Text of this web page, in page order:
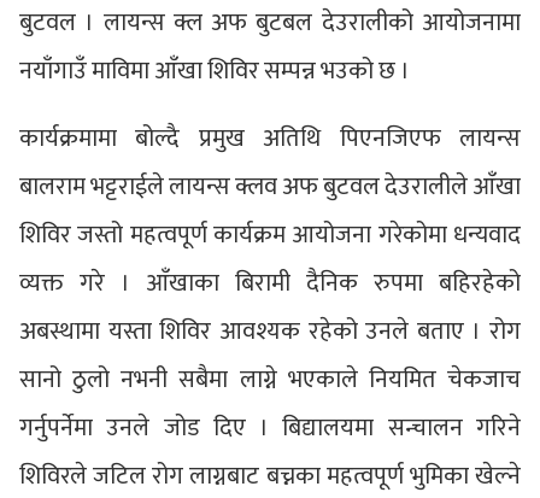
बुटवल । लायन्स क्ल अफ बुटबल देउरालीको आयोजनामा
नयाँगाउँ माविमा आँखा शिविर सम्पन्न भउको छ ।
कार्यक्रमामा बोल्दै प्रमुख अतिथि पिएनजिएफ लायन्स
बालराम भट्टराईले लायन्स क्लव अफ बुटवल देउरालीले आँखा
शिविर जस्तो महत्वपूर्ण कार्यक्रम आयोजना गरेकोमा धन्यवाद
व्यक्त गरे । आँखाका बिरामी दैनिक रुपमा बहिरहेको
अबस्थामा यस्ता शिविर आवश्यक रहेको उनले बताए । रोग
सानो ठुलो नभनी सबैमा लाग्ने भएकाले नियमित चेकजाच
गर्नुपर्नेमा उनले जोड दिए । बिद्यालयमा सन्चालन गरिने
शिविरले जटिल रोग लाग्नबाट बच्नका महत्वपूर्ण भुमिका खेल्ने